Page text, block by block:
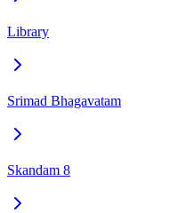
Library
Srimad Bhagavatam
Skandam 8